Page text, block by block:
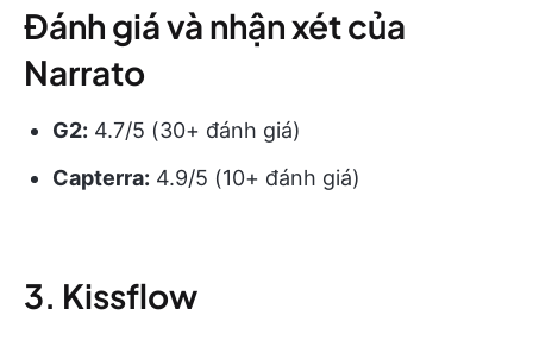
Đánh giá và nhận xét của
Narrato
G2: 4.7/5 (30+ đánh giá)
Capterra: 4.9/5 (10+ đánh giá)
3. Kissflow